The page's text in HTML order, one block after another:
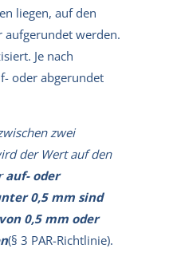
liegen, auf den
aufgerundet werden.
Je nach
oder abgerundet
zwei
der Wert auf den
auf- oder
0,5 mm sind
0,5 mm oder
(§ 3 PAR-Richtlinie).